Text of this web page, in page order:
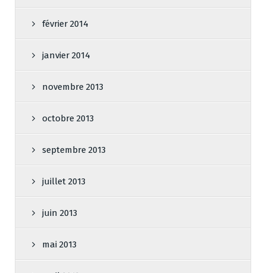
février 2014
janvier 2014
novembre 2013
octobre 2013
septembre 2013
juillet 2013
juin 2013
mai 2013